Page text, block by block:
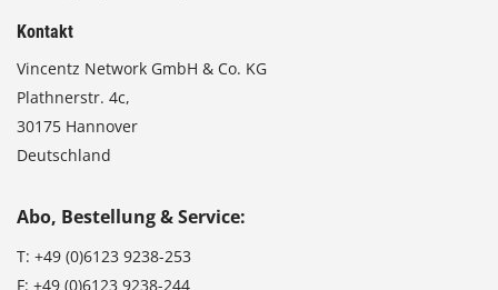
Kontakt
Vincentz Network GmbH & Co. KG
Plathnerstr. 4c,
30175 Hannover
Deutschland
Abo, Bestellung & Service:
T: +49 (0)6123 9238-253
F: +49 (0)6123 9238-244